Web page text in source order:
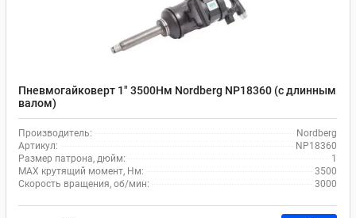
Пневмогайковерт 1" 3500Нм Nordberg NP18360 (с длинным
валом)
Производитель:
Nordberg
Артикул:
NP18360
Размер патрона, дюйм:
1
MAX крутящий момент, Нм:
3500
Скорость вращения, об/мин:
3000